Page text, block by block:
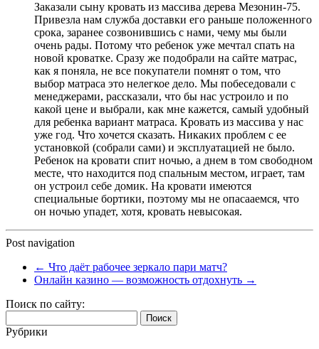
Заказали сыну кровать из массива дерева Мезонин-75.
Привезла нам служба доставки его раньше положенного
срока, заранее созвонившись с нами, чему мы были
очень рады. Потому что ребенок уже мечтал спать на
новой кроватке. Сразу же подобрали на сайте матрас,
как я поняла, не все покупатели помнят о том, что
выбор матраса это нелегкое дело. Мы побеседовали с
менеджерами, рассказали, что бы нас устроило и по
какой цене и выбрали, как мне кажется, самый удобный
для ребенка вариант матраса. Кровать из массива у нас
уже год. Что хочется сказать. Никаких проблем с ее
установкой (собрали сами) и эксплуатацией не было.
Ребенок на кровати спит ночью, а днем в том свободном
месте, что находится под спальным местом, играет, там
он устроил себе домик. На кровати имеются
специальные бортики, поэтому мы не опасааемся, что
он ночью упадет, хотя, кровать невысокая.
Post navigation
← Что даёт рабочее зеркало пари матч?
Онлайн казино — возможность отдохнуть →
Поиск по сайту:
Рубрики